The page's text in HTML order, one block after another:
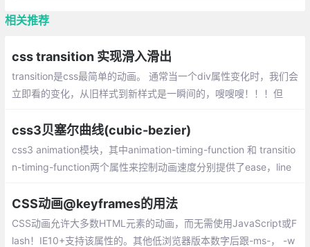
相关推荐
css transition 实现滑入滑出
transition是css最简单的动画。 通常当一个div属性变化时，我们会
立即看的变化，从旧样式到新样式是一瞬间的，嗖嗖嗖！！！但
办？ transition可以做到。
css3贝塞尔曲线(cubic-bezier)
css3 animation模块，其中animation-timing-function 和 transitio
n-timing-function两个属性来控制动画速度分别提供了ease，line
CSS动画@keyframes的用法
CSS动画允许大多数HTML元素的动画，而无需使用JavaScript或F
lash！IE10+支持该属性的。其他低浏览器版本数字后跟-ms-， -w